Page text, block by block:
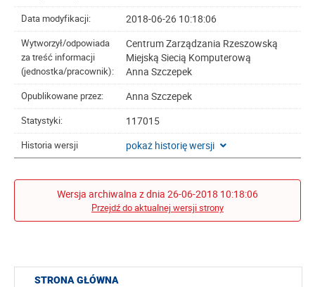
Data modyfikacji: 2018-06-26 10:18:06
Wytworzył/odpowiada
za treść informacji
(jednostka/pracownik):
Centrum Zarządzania Rzeszowską
Miejską Siecią Komputerową
Anna Szczepek
Opublikowane przez: Anna Szczepek
Statystyki: 117015
Historia wersji pokaż historię wersji
Wersja archiwalna z dnia 26-06-2018 10:18:06
Przejdź do aktualnej wersji strony
STRONA GŁÓWNA